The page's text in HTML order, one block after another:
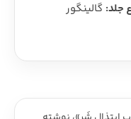
جلد: گالینگور